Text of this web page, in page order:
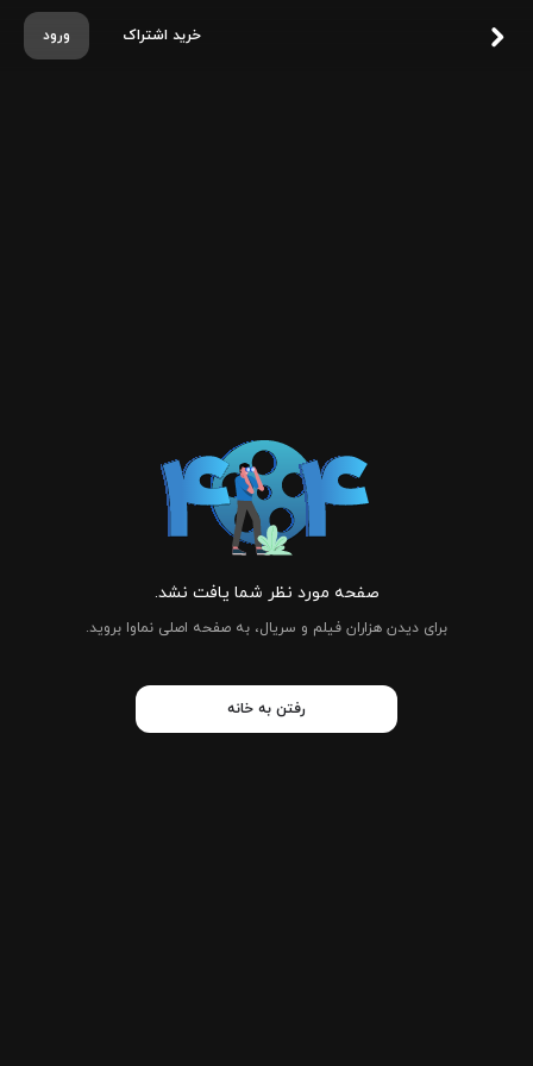
ورود خرید اشتراک
صفحه مورد نظر شما یافت نشد.
برای دیدن هزاران فیلم و سریال، به صفحه اصلی نماوا بروید.
رفتن به خانه